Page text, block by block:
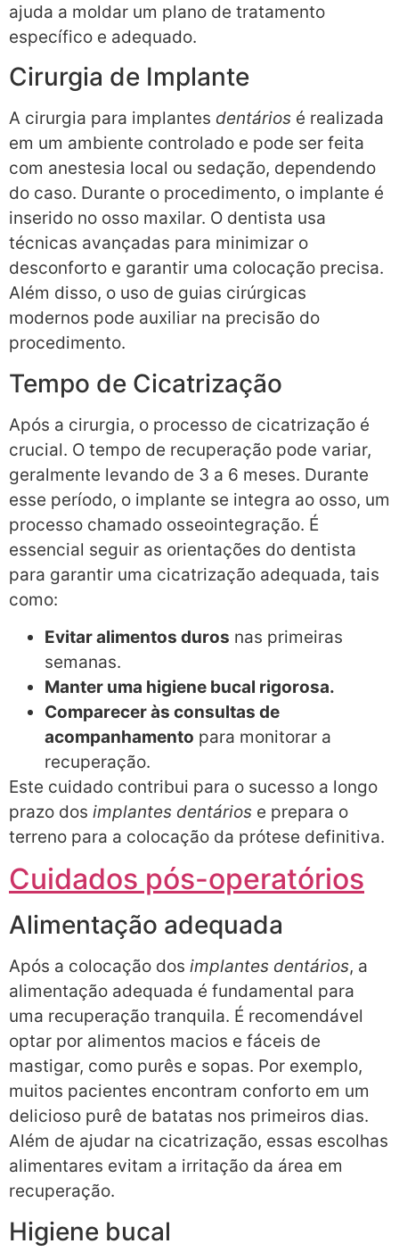
ajuda a moldar um plano de tratamento
específico e adequado.
Cirurgia de Implante
A cirurgia para implantes dentários é realizada
em um ambiente controlado e pode ser feita
com anestesia local ou sedação, dependendo
do caso. Durante o procedimento, o implante é
inserido no osso maxilar. O dentista usa
técnicas avançadas para minimizar o
desconforto e garantir uma colocação precisa.
Além disso, o uso de guias cirúrgicas
modernos pode auxiliar na precisão do
procedimento.
Tempo de Cicatrização
Após a cirurgia, o processo de cicatrização é
crucial. O tempo de recuperação pode variar,
geralmente levando de 3 a 6 meses. Durante
esse período, o implante se integra ao osso, um
processo chamado osseointegração. É
essencial seguir as orientações do dentista
para garantir uma cicatrização adequada, tais
como:
Evitar alimentos duros nas primeiras
semanas.
Manter uma higiene bucal rigorosa.
Comparecer às consultas de
acompanhamento para monitorar a
recuperação.
Este cuidado contribui para o sucesso a longo
prazo dos implantes dentários e prepara o
terreno para a colocação da prótese definitiva.
Cuidados pós-operatórios
Alimentação adequada
Após a colocação dos implantes dentários, a
alimentação adequada é fundamental para
uma recuperação tranquila. É recomendável
optar por alimentos macios e fáceis de
mastigar, como purês e sopas. Por exemplo,
muitos pacientes encontram conforto em um
delicioso purê de batatas nos primeiros dias.
Além de ajudar na cicatrização, essas escolhas
alimentares evitam a irritação da área em
recuperação.
Higiene bucal